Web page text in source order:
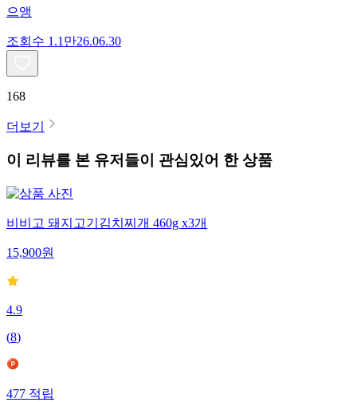
으앵
조회수 1.1만26.06.30
168
더보기
이 리뷰를 본 유저들이 관심있어 한 상품
비비고 돼지고기김치찌개 460g x3개
15,900원
4.9
(8)
477 적립